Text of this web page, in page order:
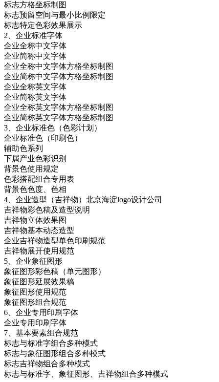
标志方格坐标制图
标志预留空间与最小比例限定
标志特定色彩效果展示
2、企业标准字体
企业全称中文字体
企业简称中文字体
企业全称中文字体方格坐标制图
企业简称中文字体方格坐标制图
企业全称英文字体
企业简称英文字体
企业全称英文字体方格坐标制图
企业简称英文字体方格坐标制图
3、企业标准色（色彩计划）
企业标准色（印刷色）
辅助色系列
下属产业色彩识别
背景色使用规定
色彩搭配组合专用表
背景色色度、色相
4、企业造型（吉祥物）北京海淀logo设计公司
吉祥物彩色稿及造型说明
吉祥物立体效果图
吉祥物基本动态造型
企业吉祥物造型单色印刷规范
吉祥物展开使用规范
5、企业象征图形
象征图形彩色稿（单元图形）
象征图形延展效果稿
象征图形使用规范
象征图形组合规范
6、企业专用印刷字体
企业专用印刷字体
7、基本要素组合规范
标志与标准字组合多种模式
标志与象征图形组合多种模式
标志吉祥物组合多种模式
标志与标准字、象征图形、吉祥物组合多种模式